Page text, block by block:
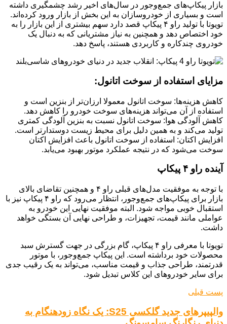
بازار پیکاپ‌های جمع‌وجور در سال‌های اخیر رشد چشمگیری داشته
است و بسیاری از خودروسازان به این بخش از بازار ورود کرده‌اند.
تویوتا با تولید راو ۴ پیکاپ قصد دارد سهم بیشتری از این بازار را به
خود اختصاص دهد و همچنین به نیاز مشتریانی که به دنبال یک
خودروی چندکاره و کاربردی هستند، پاسخ دهد.
مزایای استفاده از سوخت اتانول:
کاهش هزینه‌ها: سوخت اتانول معمولا ارزان‌تر از بنزین است و
استفاده از آن می‌تواند هزینه‌های سوخت خودرو را کاهش دهد.
کاهش آلودگی هوا: سوخت اتانول نسبت به بنزین آلودگی کمتری
تولید می‌کند و به همین دلیل برای محیط زیست دوستدارتر است.
افزایش اکتان: استفاده از سوخت اتانول باعث افزایش اکتان
سوخت می‌شود که در نتیجه عملکرد موتور بهبود می‌یابد.
آینده راو ۴ پیکاپ
با توجه به موفقیت مدل‌های قبلی راو ۴ و همچنین تقاضای بالای
بازار برای پیکاپ‌های جمع‌وجور، انتظار می‌رود که راو ۴ پیکاپ نیز با
استقبال خوبی مواجه شود. البته موفقیت نهایی این خودرو به
عواملی مانند قیمت، تجهیزات، و طراحی نهایی آن بستگی خواهد
داشت.
تویوتا با معرفی راو ۴ پیکاپ، گام بزرگی در جهت گسترش سبد
محصولات خود برداشته است. این پیکاپ جمع‌وجور، با موتور
قدرتمند، طراحی جذاب و قیمت مناسب، می‌تواند به یک رقیب جدی
برای سایر خودروهای این کلاس تبدیل شود.
پست قبلی
والپیپرهای جدید گلکسی S25: یک نگاه زودهنگام به